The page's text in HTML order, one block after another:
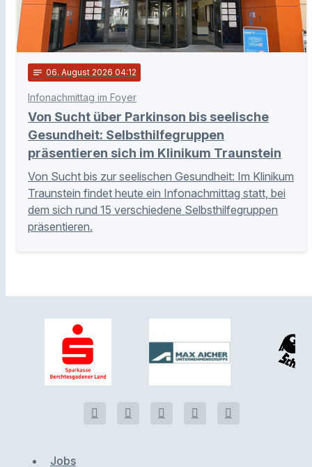
notes 06. August 2026 04:12
Infonachmittag im Foyer
Von Sucht über Parkinson bis seelische
Gesundheit: Selbsthilfegruppen
präsentieren sich im Klinikum Traunstein
Von Sucht bis zur seelischen Gesundheit: Im Klinikum
Traunstein findet heute ein Infonachmittag statt, bei
dem sich rund 15 verschiedene Selbsthilfegruppen
präsentieren.
Jobs